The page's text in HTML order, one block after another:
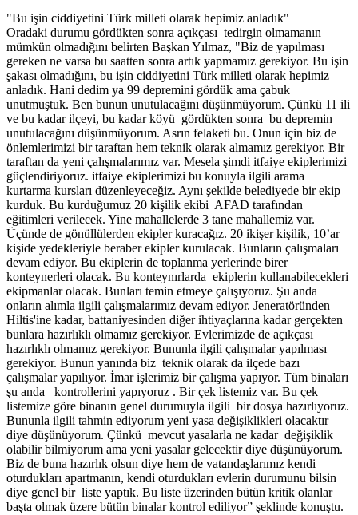
"Bu işin ciddiyetini Türk milleti olarak hepimiz anladık"
Oradaki durumu gördükten sonra açıkçası tedirgin olmamanın
mümkün olmadığını belirten Başkan Yılmaz, "Biz de yapılması
gereken ne varsa bu saatten sonra artık yapmamız gerekiyor. Bu işin
şakası olmadığını, bu işin ciddiyetini Türk milleti olarak hepimiz
anladık. Hani dedim ya 99 depremini gördük ama çabuk
unutmuştuk. Ben bunun unutulacağını düşünmüyorum. Çünkü 11 ili
ve bu kadar ilçeyi, bu kadar köyü gördükten sonra bu depremin
unutulacağını düşünmüyorum. Asrın felaketi bu. Onun için biz de
önlemlerimizi bir taraftan hem teknik olarak almamız gerekiyor. Bir
taraftan da yeni çalışmalarımız var. Mesela şimdi itfaiye ekiplerimizi
güçlendiriyoruz. itfaiye ekiplerimizi bu konuyla ilgili arama
kurtarma kursları düzenleyeceğiz. Aynı şekilde belediyede bir ekip
kurduk. Bu kurduğumuz 20 kişilik ekibi AFAD tarafından
eğitimleri verilecek. Yine mahallelerde 3 tane mahallemiz var.
Üçünde de gönüllülerden ekipler kuracağız. 20 ikişer kişilik, 10’ar
kişide yedekleriyle beraber ekipler kurulacak. Bunların çalışmaları
devam ediyor. Bu ekiplerin de toplanma yerlerinde birer
konteynerleri olacak. Bu konteynırlarda ekiplerin kullanabilecekleri
ekipmanlar olacak. Bunları temin etmeye çalışıyoruz. Şu anda
onların alımla ilgili çalışmalarımız devam ediyor. Jeneratöründen
Hiltis'ine kadar, battaniyesinden diğer ihtiyaçlarına kadar gerçekten
bunlara hazırlıklı olmamız gerekiyor. Evlerimizde de açıkçası
hazırlıklı olmamız gerekiyor. Bununla ilgili çalışmalar yapılması
gerekiyor. Bunun yanında biz teknik olarak da ilçede bazı
çalışmalar yapılıyor. İmar işlerimiz bir çalışma yapıyor. Tüm binaları
şu anda kontrollerini yapıyoruz . Bir çek listemiz var. Bu çek
listemize göre binanın genel durumuyla ilgili bir dosya hazırlıyoruz.
Bununla ilgili tahmin ediyorum yeni yasa değişiklikleri olacaktır
diye düşünüyorum. Çünkü mevcut yasalarla ne kadar değişiklik
olabilir bilmiyorum ama yeni yasalar gelecektir diye düşünüyorum.
Biz de buna hazırlık olsun diye hem de vatandaşlarımız kendi
oturdukları apartmanın, kendi oturdukları evlerin durumunu bilsin
diye genel bir liste yaptık. Bu liste üzerinden bütün kritik olanlar
başta olmak üzere bütün binalar kontrol ediliyor” şeklinde konuştu.